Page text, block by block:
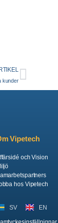
kunder
Vipetech
och Vision
hos Vipetech
SV EN